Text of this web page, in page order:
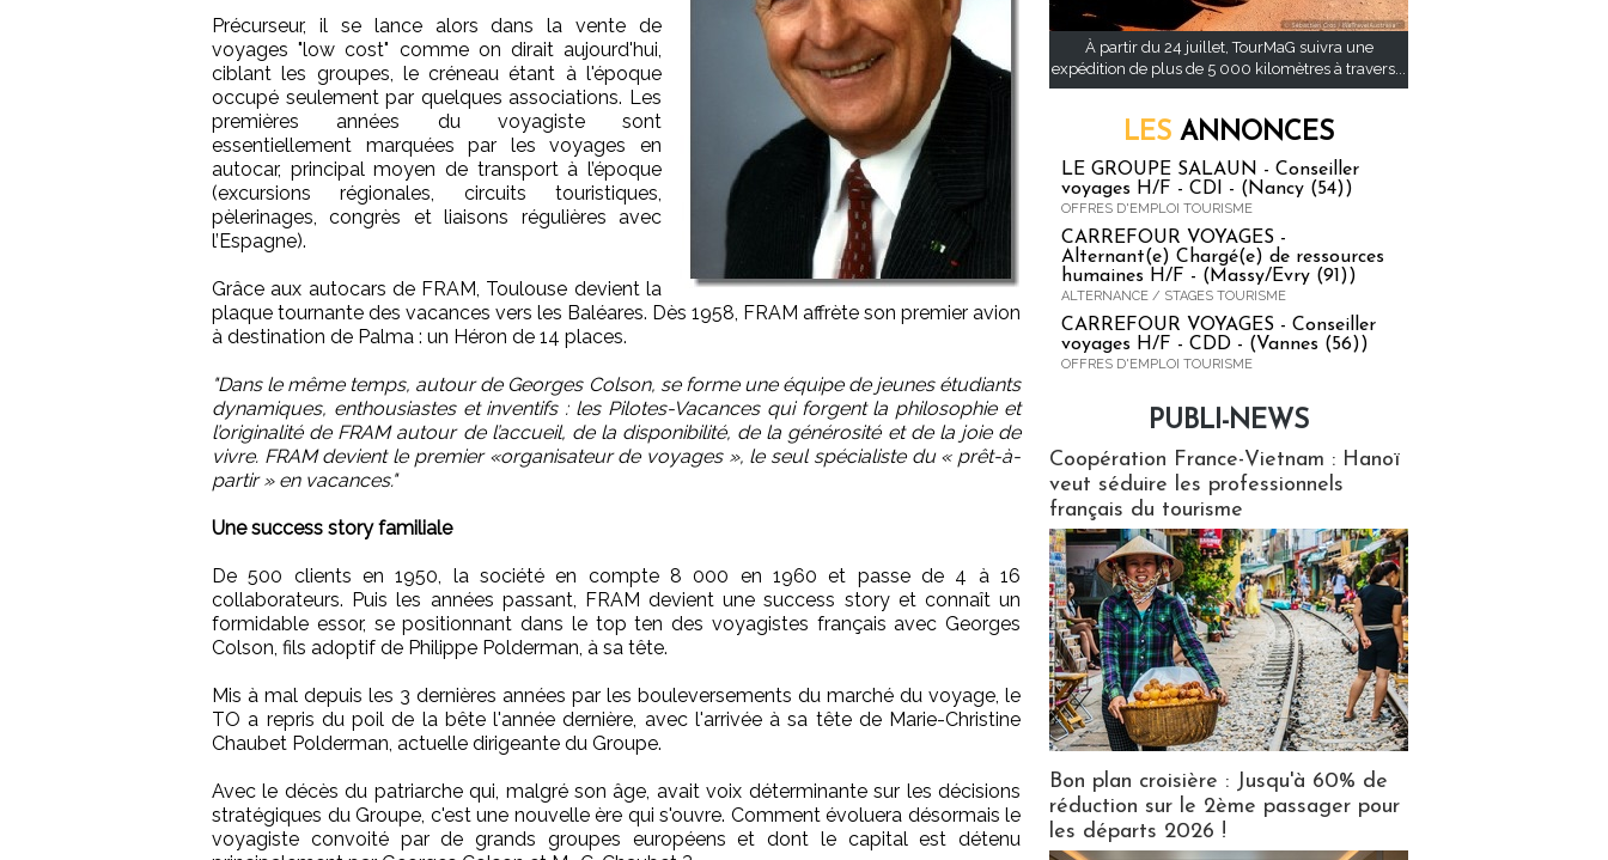
Précurseur, il se lance alors dans la vente de
voyages "low cost" comme on dirait aujourd'hui,
ciblant les groupes, le créneau étant à l'époque
occupé seulement par quelques associations. Les
premières années du voyagiste sont
essentiellement marquées par les voyages en
autocar, principal moyen de transport à l’époque
(excursions régionales, circuits touristiques,
pèlerinages, congrès et liaisons régulières avec
l’Espagne).
Grâce aux autocars de FRAM, Toulouse devient la
plaque tournante des vacances vers les Baléares. Dès 1958, FRAM affrète son premier avion
à destination de Palma : un Héron de 14 places.
"Dans le même temps, autour de Georges Colson, se forme une équipe de jeunes étudiants
dynamiques, enthousiastes et inventifs : les Pilotes-Vacances qui forgent la philosophie et
l’originalité de FRAM autour de l’accueil, de la disponibilité, de la générosité et de la joie de
vivre. FRAM devient le premier «organisateur de voyages », le seul spécialiste du « prêt-à-
partir » en vacances."
Une success story familiale
De 500 clients en 1950, la société en compte 8 000 en 1960 et passe de 4 à 16
collaborateurs. Puis les années passant, FRAM devient une success story et connaît un
formidable essor, se positionnant dans le top ten des voyagistes français avec Georges
Colson, fils adoptif de Philippe Polderman, à sa tête.
Mis à mal depuis les 3 dernières années par les bouleversements du marché du voyage, le
TO a repris du poil de la bête l'année dernière, avec l'arrivée à sa tête de Marie-Christine
Chaubet Polderman, actuelle dirigeante du Groupe.
Avec le décès du patriarche qui, malgré son âge, avait voix déterminante sur les décisions
stratégiques du Groupe, c'est une nouvelle ère qui s'ouvre. Comment évoluera désormais le
voyagiste convoité par de grands groupes européens et dont le capital est détenu
À partir du 24 juillet, TourMaG suivra une
expédition de plus de 5 000 kilomètres à travers...
LES ANNONCES
LE GROUPE SALAUN - Conseiller
voyages H/F - CDI - (Nancy (54))
OFFRES D'EMPLOI TOURISME
CARREFOUR VOYAGES -
Alternant(e) Chargé(e) de ressources
humaines H/F - (Massy/Evry (91))
ALTERNANCE / STAGES TOURISME
CARREFOUR VOYAGES - Conseiller
voyages H/F - CDD - (Vannes (56))
OFFRES D'EMPLOI TOURISME
PUBLI-NEWS
Coopération France-Vietnam : Hanoï
veut séduire les professionnels
français du tourisme
Bon plan croisière : Jusqu'à 60% de
réduction sur le 2ème passager pour
les départs 2026 !